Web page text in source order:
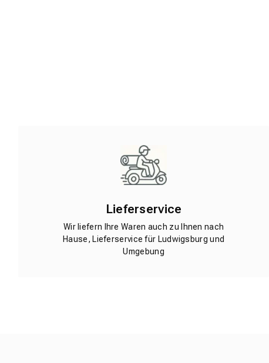
Lieferservice
Wir liefern Ihre Waren auch zu Ihnen nach
Hause, Lieferservice für Ludwigsburg und
Umgebung